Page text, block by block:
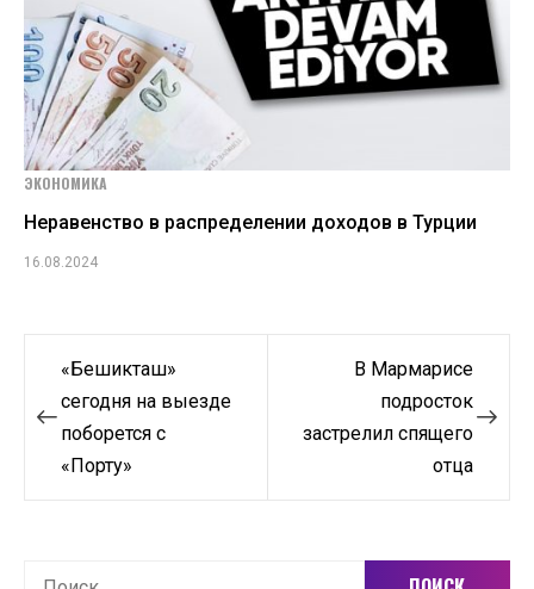
ЭКОНОМИКА
Неравенство в распределении доходов в Турции
16.08.2024
Навигация
по
записям
«Бешикташ»
сегодня на выезде
поборется с
«Порту»
В Мармарисе
подросток
застрелил спящего
отца
Найти: